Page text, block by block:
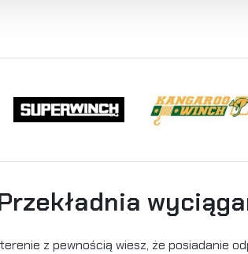
z pewnością wiesz, że posiadanie